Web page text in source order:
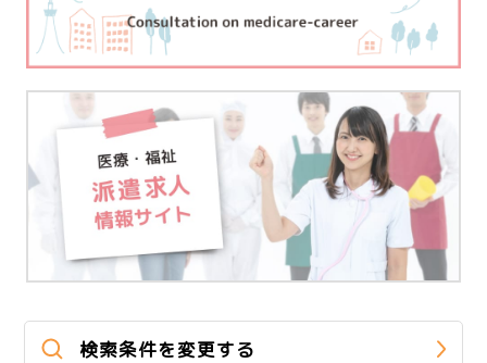
検索条件を変更する